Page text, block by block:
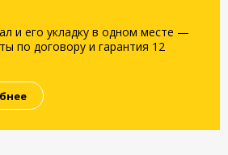
и его укладку в одном месте —
по договору и гарантия 12